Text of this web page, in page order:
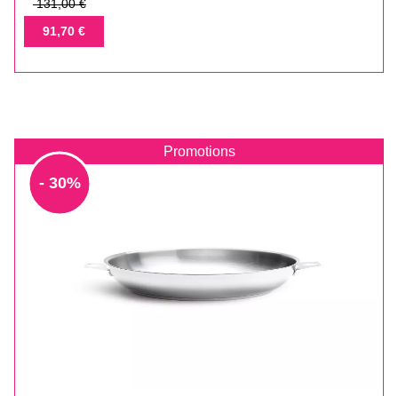
base
131,00 €
Prix91,70 €
Promotions
- 30%